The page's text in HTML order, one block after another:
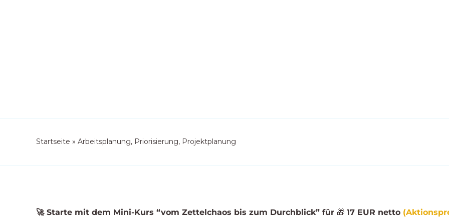
Startseite » Arbeitsplanung, Priorisierung, Projektplanung
🚀 Starte mit dem Mini-Kurs “vom Zettelchaos bis zum Durchblick” für 🎁 17 EUR netto